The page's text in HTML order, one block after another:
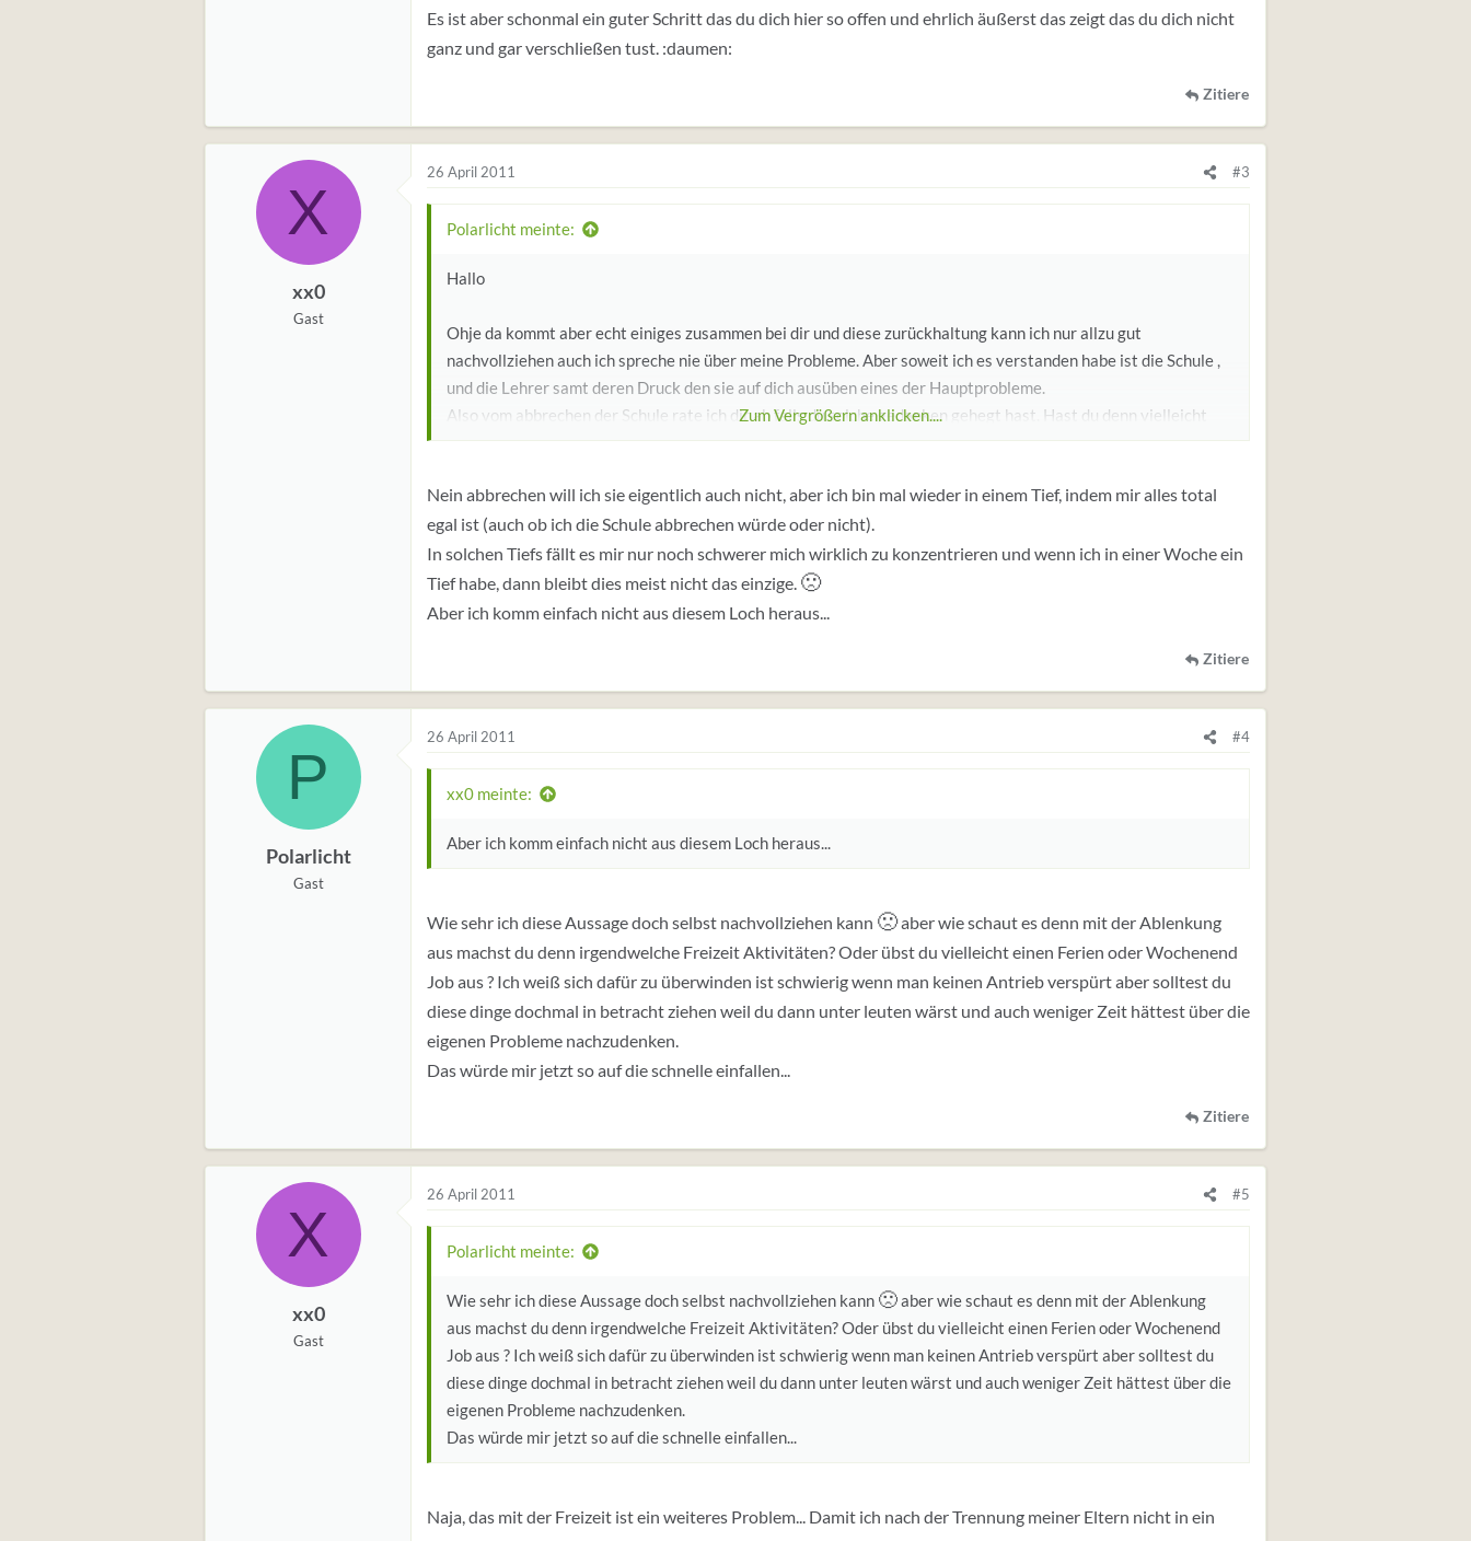
Es ist aber schonmal ein guter Schritt das du dich hier so offen und ehrlich äußerst das zeigt das du dich nicht
ganz und gar verschließen tust. :daumen:
Zitiere
X
xx0
Gast
26 April 2011 #3
Polarlicht meinte:
Hallo
Ohje da kommt aber echt einiges zusammen bei dir und diese zurückhaltung kann ich nur allzu gut
nachvollziehen auch ich spreche nie über meine Probleme. Aber soweit ich es verstanden habe ist die Schule ,
und die Lehrer samt deren Druck den sie auf dich ausüben eines der Hauptprobleme.
Also vom abbrechen der Schule rate ich dir ab falls du solche gedanken gehegt hast. Hast du denn vielleicht
daran gedacht die Schule zu wechseln wenn es an deiner jetzigen so schlimm ist?
machst sie durch weglaufen nur noch schlimmer.
Es ist aber schonmal ein guter Schritt das du dich hier so offen und ehrlich äußerst das zeigt das du dich nicht
ganz und gar verschließen tust. :daumen:
Zum Vergrößern anklicken....
Nein abbrechen will ich sie eigentlich auch nicht, aber ich bin mal wieder in einem Tief, indem mir alles total
egal ist (auch ob ich die Schule abbrechen würde oder nicht).
In solchen Tiefs fällt es mir nur noch schwerer mich wirklich zu konzentrieren und wenn ich in einer Woche ein
Tief habe, dann bleibt dies meist nicht das einzige. 🙁
Aber ich komm einfach nicht aus diesem Loch heraus...
Zitiere
P
Polarlicht
Gast
26 April 2011 #4
xx0 meinte:
Aber ich komm einfach nicht aus diesem Loch heraus...
Wie sehr ich diese Aussage doch selbst nachvollziehen kann 🙁aber wie schaut es denn mit der Ablenkung
aus machst du denn irgendwelche Freizeit Aktivitäten? Oder übst du vielleicht einen Ferien oder Wochenend
Job aus ? Ich weiß sich dafür zu überwinden ist schwierig wenn man keinen Antrieb verspürt aber solltest du
diese dinge dochmal in betracht ziehen weil du dann unter leuten wärst und auch weniger Zeit hättest über die
eigenen Probleme nachzudenken.
Das würde mir jetzt so auf die schnelle einfallen...
Zitiere
X
xx0
Gast
26 April 2011 #5
Polarlicht meinte:
Wie sehr ich diese Aussage doch selbst nachvollziehen kann 🙁aber wie schaut es denn mit der Ablenkung
aus machst du denn irgendwelche Freizeit Aktivitäten? Oder übst du vielleicht einen Ferien oder Wochenend
Job aus ? Ich weiß sich dafür zu überwinden ist schwierig wenn man keinen Antrieb verspürt aber solltest du
diese dinge dochmal in betracht ziehen weil du dann unter leuten wärst und auch weniger Zeit hättest über die
eigenen Probleme nachzudenken.
Das würde mir jetzt so auf die schnelle einfallen...
Naja, das mit der Freizeit ist ein weiteres Problem... Damit ich nach der Trennung meiner Eltern nicht in ein